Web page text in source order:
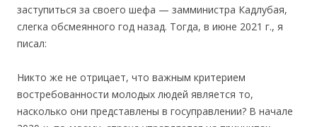
заступиться за своего шефа — замминистра Кадлубая,
слегка обсмеянного год назад. Тогда, в июне 2021 г., я
писал:
Никто же не отрицает, что важным критерием
востребованности молодых людей является то,
насколько они представлены в госуправлении? В начале